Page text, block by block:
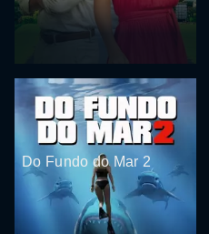
Do Fundo do Mar 2